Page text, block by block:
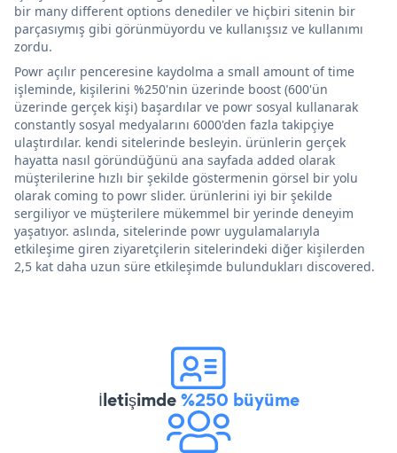
bir many different options denediler ve hiçbiri sitenin bir
parçasıymış gibi görünmüyordu ve kullanışsız ve kullanımı
zordu.
Powr açılır penceresine kaydolma a small amount of time
işleminde, kişilerini %250'nin üzerinde boost (600'ün
üzerinde gerçek kişi) başardılar ve powr sosyal kullanarak
constantly sosyal medyalarını 6000'den fazla takipçiye
ulaştırdılar. kendi sitelerinde besleyin. ürünlerin gerçek
hayatta nasıl göründüğünü ana sayfada added olarak
müşterilerine hızlı bir şekilde göstermenin görsel bir yolu
olarak coming to powr slider. ürünlerini iyi bir şekilde
sergiliyor ve müşterilere mükemmel bir yerinde deneyim
yaşatıyor. aslında, sitelerinde powr uygulamalarıyla
etkileşime giren ziyaretçilerin sitelerindeki diğer kişilerden
2,5 kat daha uzun süre etkileşimde bulundukları discovered.
İletişimde%250 büyüme